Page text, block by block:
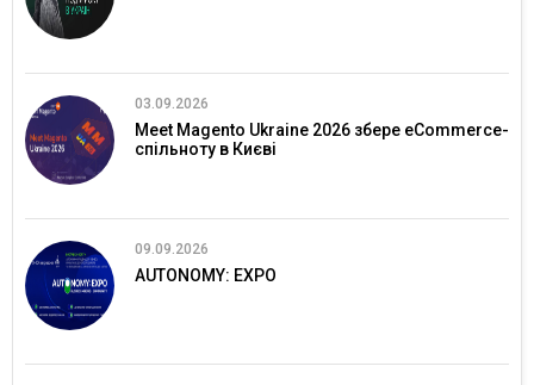
03.09.2026
Meet Magento Ukraine 2026 збере eCommerce-
спільноту в Києві
09.09.2026
AUTONOMY: EXPO